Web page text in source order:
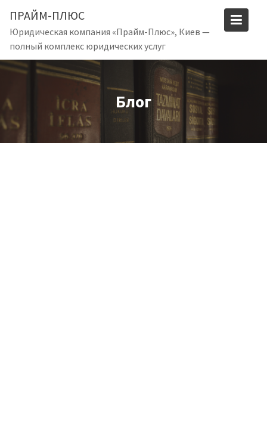
t
n
ПРАЙМ-ПЛЮС
Юридическая компания «Прайм-Плюс», Киев —
полный комплекс юридических услуг
Блог